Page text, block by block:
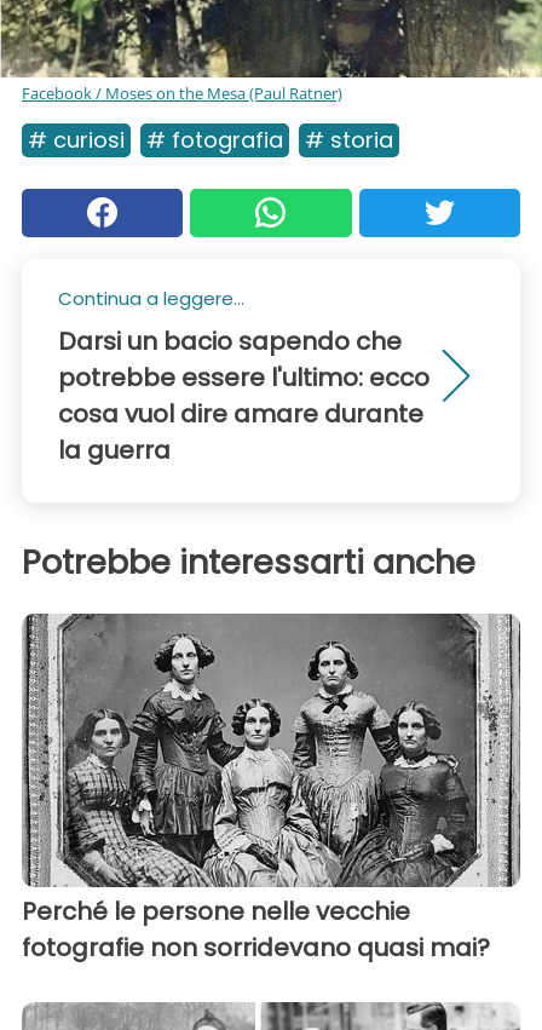
Facebook / Moses on the Mesa (Paul Ratner)
# curiosi # fotografia # storia
Continua a leggere...
Darsi un bacio sapendo che
potrebbe essere l'ultimo: ecco
cosa vuol dire amare durante
la guerra
Potrebbe interessarti anche
Perché le persone nelle vecchie
fotografie non sorridevano quasi mai?